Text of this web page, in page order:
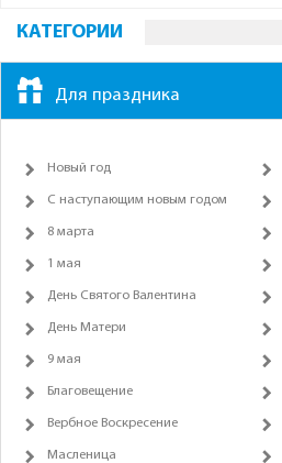
КАТЕГОРИИ
Для праздника
Новый год
С наступающим новым годом
8 марта
1 мая
День Святого Валентина
День Матери
9 мая
Благовещение
Вербное Воскресение
Масленица